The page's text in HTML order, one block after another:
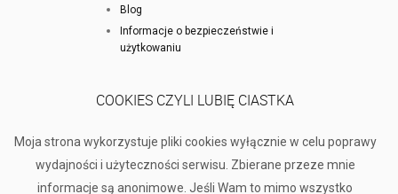
Blog
Informacje o bezpieczeństwie i
użytkowaniu
COOKIES CZYLI LUBIĘ CIASTKA
Moja strona wykorzystuje pliki cookies wyłącznie w celu poprawy
wydajności i użyteczności serwisu. Zbierane przeze mnie
informacje są anonimowe. Jeśli Wam to mimo wszystko